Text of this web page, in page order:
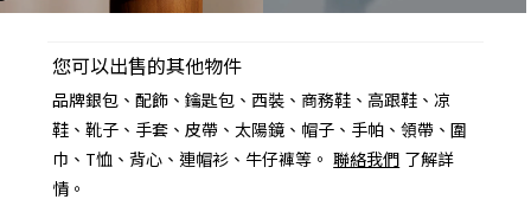
您可以出售的其他物件
品牌銀包、配飾、鑰匙包、西裝、商務鞋、高跟鞋、凉
鞋、靴子、手套、皮帶、太陽鏡、帽子、手帕、領帶、圍
巾、T恤、背心、連帽衫、牛仔褲等。聯絡我們 了解詳
情。